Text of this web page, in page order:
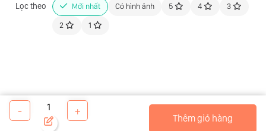
Lọc theo Mới nhất Có hình ảnh 5 4 3
2 1
- 1 +
Thêm giỏ hàng